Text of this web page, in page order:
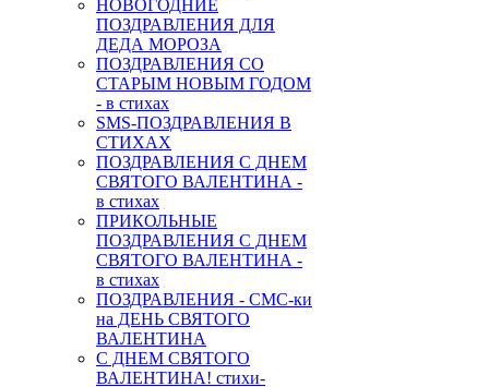
НОВОГОДНИЕ
ПОЗДРАВЛЕНИЯ ДЛЯ
ДЕДА МОРОЗА
ПОЗДРАВЛЕНИЯ СО
СТАРЫМ НОВЫМ ГОДОМ
- в стихах
SMS-ПОЗДРАВЛЕНИЯ В
СТИХАХ
ПОЗДРАВЛЕНИЯ С ДНЕМ
СВЯТОГО ВАЛЕНТИНА -
в стихах
ПРИКОЛЬНЫЕ
ПОЗДРАВЛЕНИЯ С ДНЕМ
СВЯТОГО ВАЛЕНТИНА -
в стихах
ПОЗДРАВЛЕНИЯ - СМС-ки
на ДЕНЬ СВЯТОГО
ВАЛЕНТИНА
С ДНЕМ СВЯТОГО
ВАЛЕНТИНА! стихи-